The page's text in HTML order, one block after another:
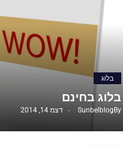
בלוג
בלוג בחינם
By
Sunbelblog דצמ 14, 2014